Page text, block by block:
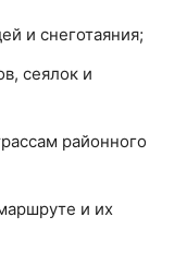
и снеготаяния;
сеялок и
районного
и их